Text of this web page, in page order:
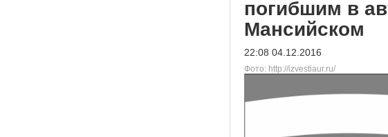
погибшим в
Мансийском
22:08 04.12.2016
Фото: http://izvestiaur.ru/